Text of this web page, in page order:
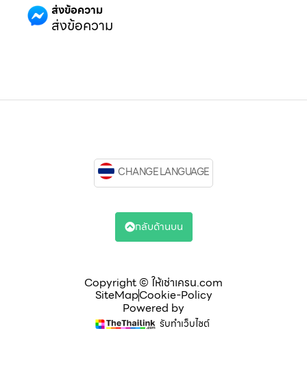
ส่งข้อความ
ส่งข้อความ
Copyright © ให้เช่าเครน.com
SiteMapCookie-Policy
Powered by
รับทำเว็บไซต์
CHANGE LANGUAGE
กลับด้านบน